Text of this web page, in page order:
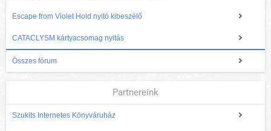
Escape from Violet Hold nyitó kibeszélő
CATACLYSM kártyacsomag nyitás
Összes fórum
Partnereink
Szukits Internetes Könyváruház